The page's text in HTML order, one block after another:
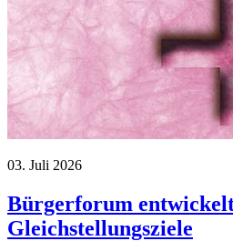
03. Juli 2026
Bürgerforum
Gleichstellungsziele